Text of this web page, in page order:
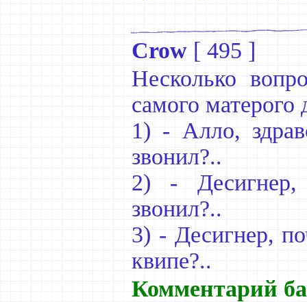
Crow [ 495 ]
Несколько
самого матерого
1) - Алло,
звонил?..
2) - Десигнер,
звонил?..
3) - Десигнер,
квипе?..
Комментарий